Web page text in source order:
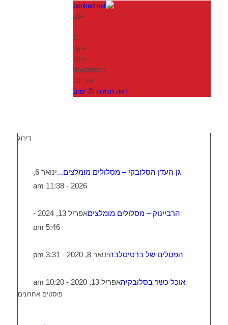
+
29
°
C
+
36°
+
18°
ברטיסלאבה
שני, 10
ראה תחזית ל7 ימים
דירוג
גן העדן הסלובקי – מסלולים מומלצים...
ינואר 6,
2026 - 11:38 am
הרביינוק – מסלולים מומלצים
אפריל 13, 2024 -
5:46 pm
הפסלים של ברטיסלבהינואר 8, 2020 - 3:31 pm
אוכל כשר בסלובקיהאפריל 13, 2020 - 10:20 am
פוסטים אחרונים